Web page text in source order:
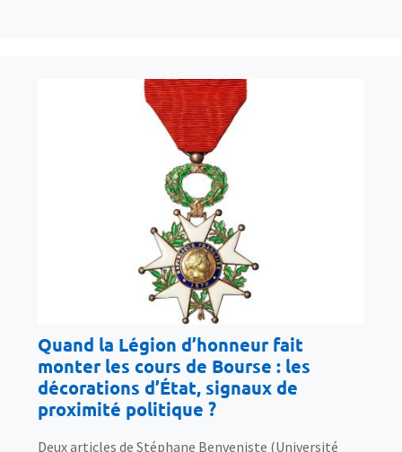
Quand la Légion d’honneur fait
monter les cours de Bourse : les
décorations d’État, signaux de
proximité politique ?
Deux articles de Stéphane Benveniste (Université